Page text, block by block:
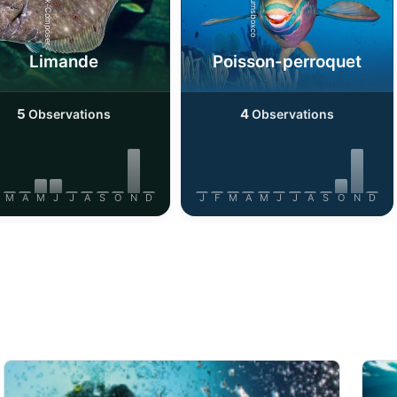
Limande
5 Observations
M A M J J A S O N D
Poisson-perroquet
4Observations
J F M A M J J A S O N D